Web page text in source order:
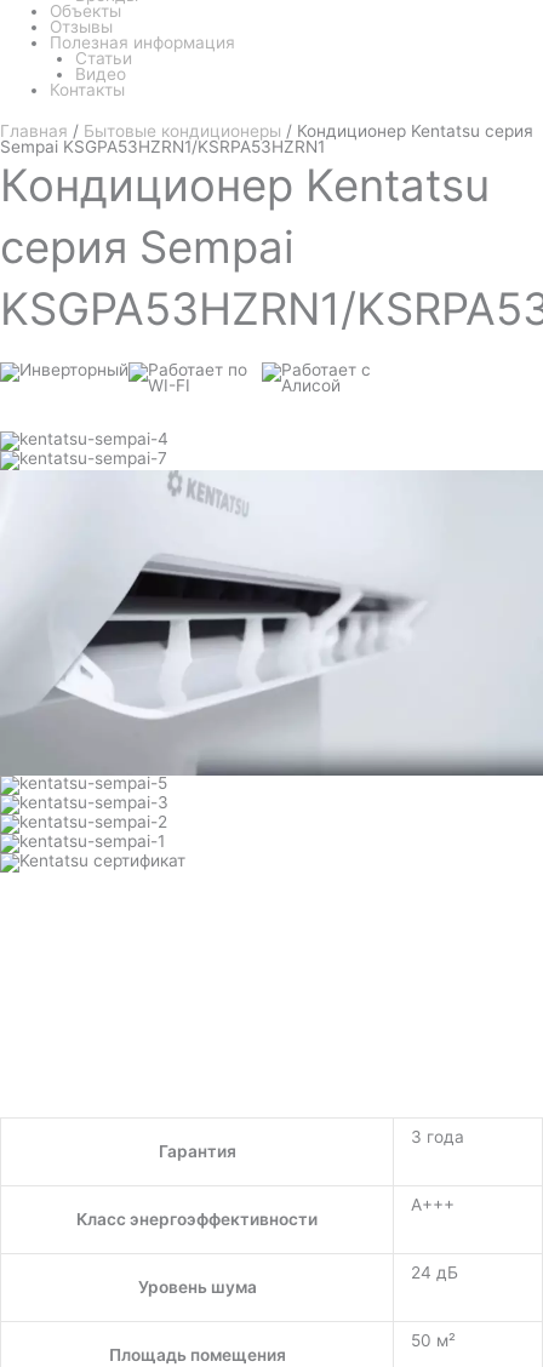
Объекты
Отзывы
Полезная информация
Статьи
Видео
Контакты
Главная / Бытовые кондиционеры / Кондиционер Kentatsu серия
Sempai KSGPA53HZRN1/KSRPA53HZRN1
Кондиционер Kentatsu
серия Sempai
KSGPA53HZRN1/
Гарантия
3 года
Класс энергоэффективности
A+++
Уровень шума
24 дБ
Площадь помещения
50 м²